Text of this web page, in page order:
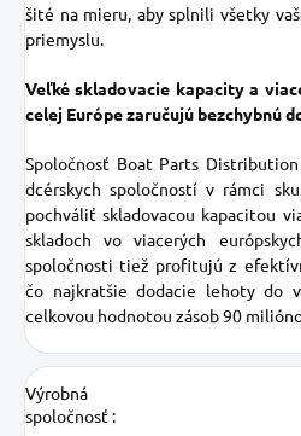
šité na mieru, aby splnili všetky
priemyslu.
Veľké skladovacie kapacity a
celej Európe zaručujú bezchybnú
Spoločnosť Boat Parts
dcérskych spoločností v rámci
pochváliť skladovacou kapacitou
skladoch vo viacerých
spoločnosti tiež profitujú z
čo najkratšie dodacie lehoty do
celkovou hodnotou zásob 90
Výrobná
spoločnosť :